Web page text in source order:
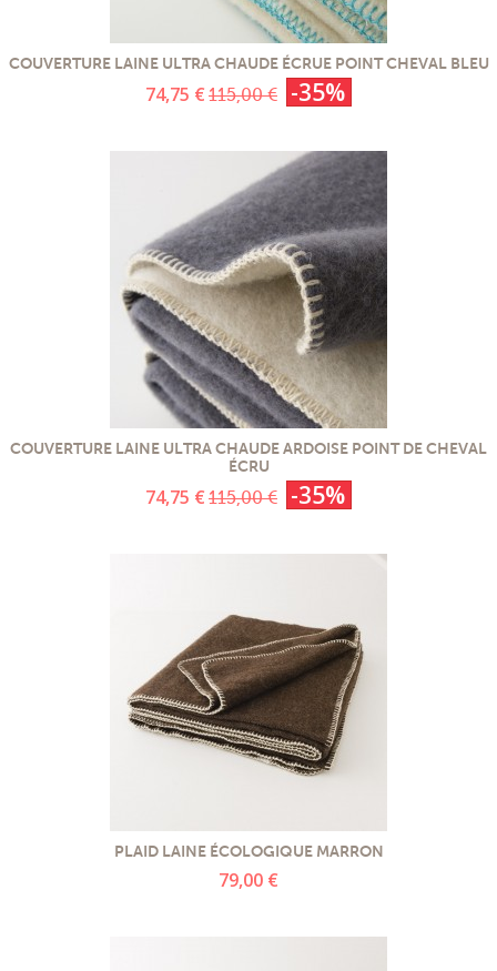
COUVERTURE LAINE ULTRA CHAUDE ÉCRUE POINT CHEVAL BLEU
74,75 € 115,00 € -35%
COUVERTURE LAINE ULTRA CHAUDE ARDOISE POINT DE CHEVAL
ÉCRU
74,75 € 115,00 € -35%
PLAID LAINE ÉCOLOGIQUE MARRON
79,00 €